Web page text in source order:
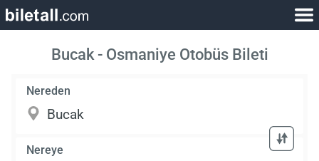
Bucak - Osmaniye Otobüs Bileti
Nereden
Nereye